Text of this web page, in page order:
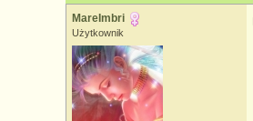
MareImbri
Użytkownik